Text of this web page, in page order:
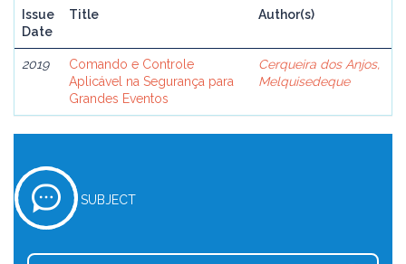
Issue
Date
Title Author(s)
2019
Comando e Controle
Aplicável na Segurança para
Grandes Eventos
Cerqueira dos Anjos,
Melquisedeque
SUBJECT